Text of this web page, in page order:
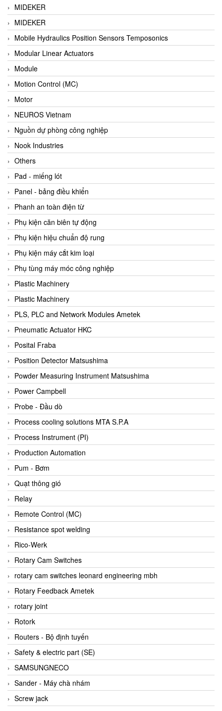
Baumuller Vietnam
Baykee
BBC Bircher Smart Access
BCS ITALY
BEA SENSORS
Beacon Extender
Beckhoff
Bedook
Bei Sensor
Beijer
Beinlich-pumps
Beka
BEKO
Belimo
Benetech Vietnam
Bently Nevada
Bentone Vietnam
Bernstein Vietnam
Berthold
Bestech
Bestech
BETA
Bifold
Bihl+wiedemann
Bihl+wiedemann
Bilz
Binder Connector
Biotech
BirdX Vietnam
BK Vibro
Black Box
BlackBox Vietnam
BLAGDON PUMP
Bloom Engineering
Boneng
Bopp & Reuther Messtechnik
Bosch
Boydcorp
BRAUN Vietnam
Brinkmann Pumpen
BRONKHORST
Brook Instrument
Brooks Instrument Vietnam
Buhler
BURLING INSTRUMENTS
Burster
MIDEKER
MIDEKER
Mobile Hydraulics Position Sensors Temposonics
Modular Linear Actuators
Module
Motion Control (MC)
Motor
NEUROS Vietnam
Nguồn dự phòng công nghiệp
Nook Industries
Others
Pad - miếng lót
Panel - bảng điều khiển
Phanh an toàn điện từ
Phụ kiện căn biên tự động
Phụ kiện hiệu chuẩn độ rung
Phụ kiện máy cắt kim loại
Phụ tùng máy móc công nghiệp
Plastic Machinery
Plastic Machinery
PLS, PLC and Network Modules Ametek
Pneumatic Actuator HKC
Posital Fraba
Position Detector Matsushima
Powder Measuring Instrument Matsushima
Power Campbell
Probe - Đầu dò
Process cooling solutions MTA S.P.A
Process Instrument (PI)
Production Automation
Pum - Bơm
Quạt thông gió
Relay
Remote Control (MC)
Resistance spot welding
Rico-Werk
Rotary Cam Switches
rotary cam switches leonard engineering mbh
Rotary Feedback Ametek
rotary joint
Rotork
Routers - Bộ định tuyến
Safety & electric part (SE)
SAMSUNGNECO
Sander - Máy chà nhám
Screw jack